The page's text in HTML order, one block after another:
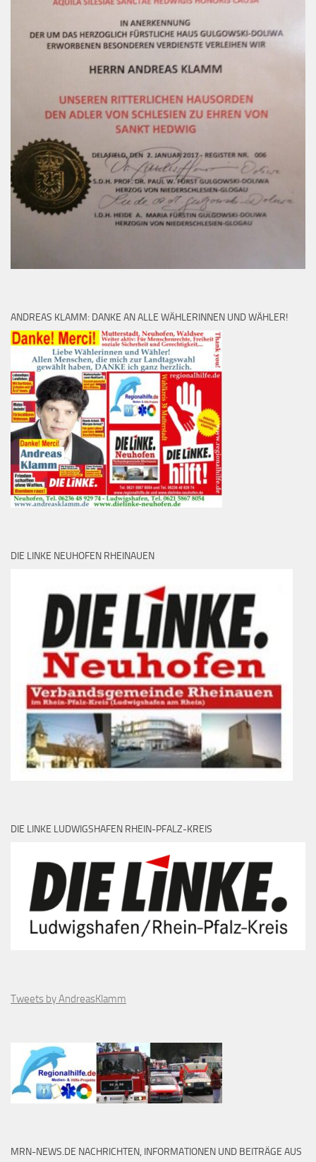
ANDREAS KLAMM: DANKE AN ALLE WÄHLERINNEN UND WÄHLER!
DIE LINKE NEUHOFEN RHEINAUEN
DIE LINKE LUDWIGSHAFEN RHEIN-PFALZ-KREIS
Tweets by AndreasKlamm
MRN-NEWS.DE NACHRICHTEN, INFORMATIONEN UND BEITRÄGE AUS